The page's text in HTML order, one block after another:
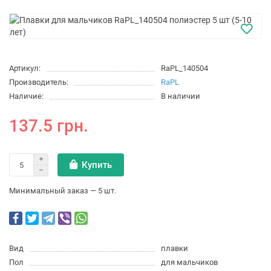
Артикул:
RaPL_140504
Производитель:
RaPL
Наличие:
В наличии
137.5 грн.
Купить
Минимальный заказ — 5 шт.
Вид
плавки
Пол
для мальчиков